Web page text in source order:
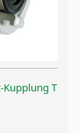
Kupplung T